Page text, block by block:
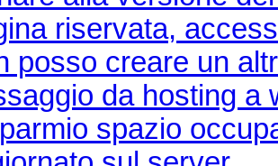
riservata,
posso creare un
da hosting a
spazio